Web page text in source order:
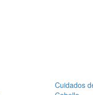
Cuidados